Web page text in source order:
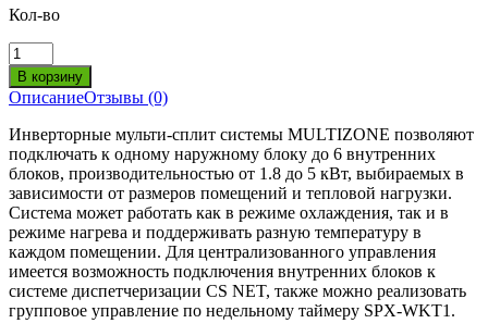
Кол-во
ОписаниеОтзывы (0)
Инверторные мульти-сплит системы MULTIZONE позволяют
подключать к одному наружному блоку до 6 внутренних
блоков, производительностью от 1.8 до 5 кВт, выбираемых в
зависимости от размеров помещений и тепловой нагрузки.
Система может работать как в режиме охлаждения, так и в
режиме нагрева и поддерживать разную температуру в
каждом помещении. Для централизованного управления
имеется возможность подключения внутренних блоков к
системе диспетчеризации CS NET, также можно реализовать
групповое управление по недельному таймеру SPX-WKT1.